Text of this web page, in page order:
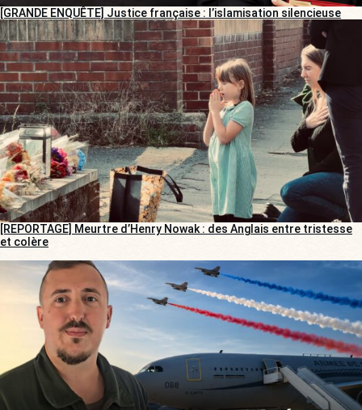
[GRANDE ENQUÊTE] Justice française : l’islamisation silencieuse
[REPORTAGE] Meurtre d’Henry Nowak : des Anglais entre tristesse
et colère